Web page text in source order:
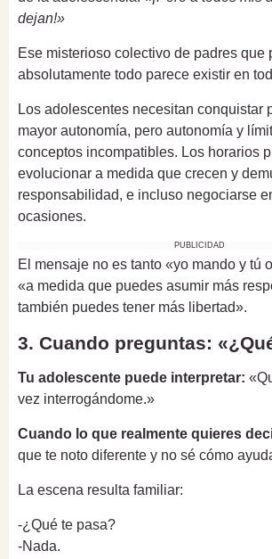
dejan!»
Ese misterioso colectivo de padres que
absolutamente todo parece existir en
Los adolescentes necesitan conquistar
mayor autonomía, pero autonomía y
conceptos incompatibles. Los horarios
evolucionar a medida que crecen y
responsabilidad, e incluso negociarse
ocasiones.
PUBLICIDAD
El mensaje no es tanto «yo mando y tú
«a medida que puedes asumir más
también puedes tener más libertad».
3. Cuando preguntas:
Tu adolescente puede interpretar:
vez interrogándome.»
Cuando lo que realmente quieres
que te noto diferente y no sé cómo
La escena resulta familiar:
-¿Qué te pasa?
-Nada.